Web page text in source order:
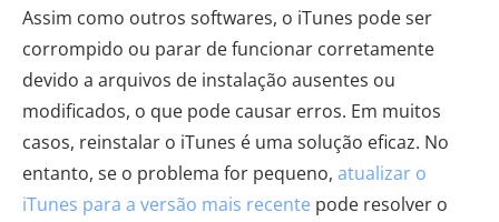
Assim como outros softwares, o iTunes pode ser
corrompido ou parar de funcionar corretamente
devido a arquivos de instalação ausentes ou
modificados, o que pode causar erros. Em muitos
casos, reinstalar o iTunes é uma solução eficaz. No
entanto, se o problema for pequeno, atualizar o
iTunes para a versão mais recente pode resolver o